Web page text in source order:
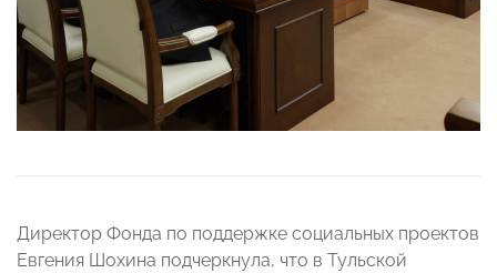
Директор Фонда по поддержке социальных проектов
Евгения Шохина подчеркнула, что в Тульской